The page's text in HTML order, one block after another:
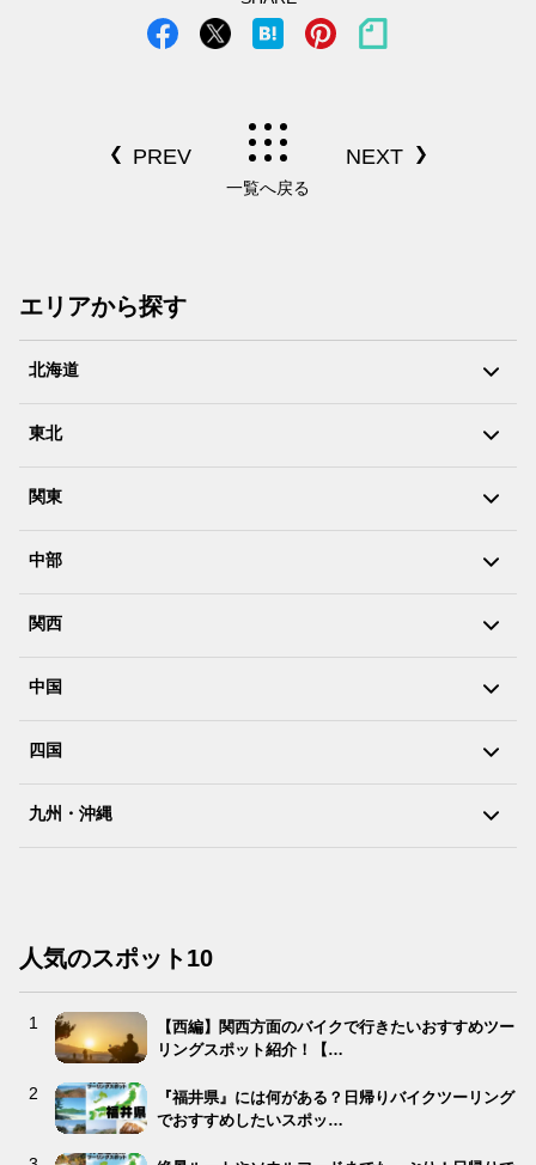
一覧へ戻る
エリアから探す
北海道
東北
関東
中部
関西
中国
四国
九州・沖縄
人気のスポット10
【西編】関西方面のバイクで行きたいおすすめツー
リングスポット紹介！【…
『福井県』には何がある？日帰りバイクツーリング
でおすすめしたいスポッ…